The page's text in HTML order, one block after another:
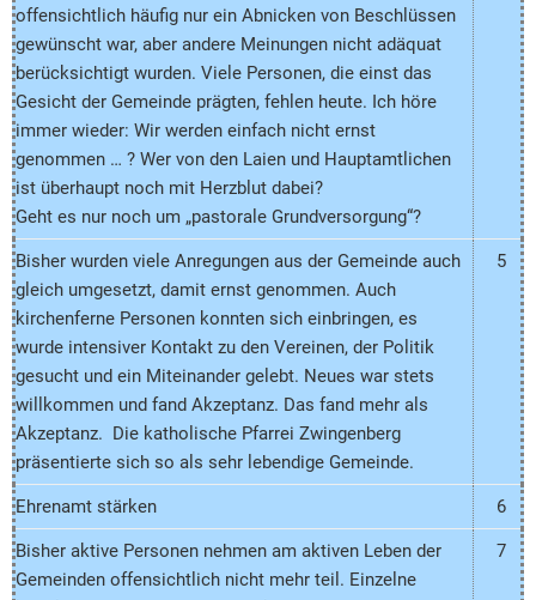
offensichtlich häufig nur ein Abnicken von Beschlüssen
gewünscht war, aber andere Meinungen nicht adäquat
berücksichtigt wurden. Viele Personen, die einst das
Gesicht der Gemeinde prägten, fehlen heute. Ich höre
immer wieder: Wir werden einfach nicht ernst
genommen … ? Wer von den Laien und Hauptamtlichen
ist überhaupt noch mit Herzblut dabei?
Geht es nur noch um „pastorale Grundversorgung“?
Bisher wurden viele Anregungen aus der Gemeinde auch
gleich umgesetzt, damit ernst genommen. Auch
kirchenferne Personen konnten sich einbringen, es
wurde intensiver Kontakt zu den Vereinen, der Politik
gesucht und ein Miteinander gelebt. Neues war stets
willkommen und fand Akzeptanz. Das fand mehr als
Akzeptanz. Die katholische Pfarrei Zwingenberg
präsentierte sich so als sehr lebendige Gemeinde.
5
Ehrenamt stärken 6
Bisher aktive Personen nehmen am aktiven Leben der
Gemeinden offensichtlich nicht mehr teil. Einzelne
7